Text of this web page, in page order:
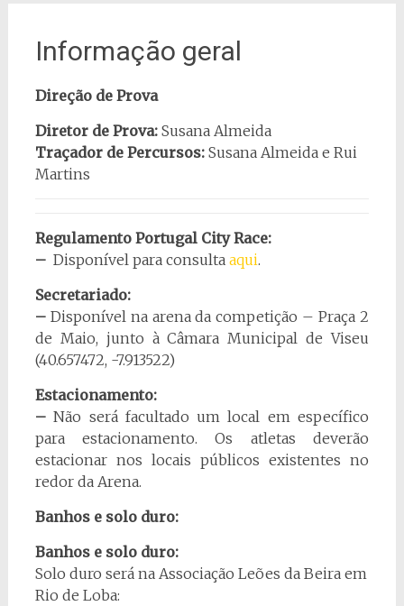
Informação geral
Direção de Prova
Diretor de Prova:Susana Almeida
Traçador de Percursos:Susana Almeida e Rui
Martins
Regulamento Portugal City Race:
– Disponível para consulta aqui.
Secretariado:
– Disponível na arena da competição – Praça 2
de Maio, junto à Câmara Municipal de Viseu
(40.657472, -7.913522)
Estacionamento:
–Não será facultado um local em específico
para estacionamento. Os atletas deverão
estacionar nos locais públicos existentes no
redor da Arena.
Banhos e solo duro:
Banhos e solo duro:
Solo duro será na Associação Leões da Beira em
Rio de Loba: